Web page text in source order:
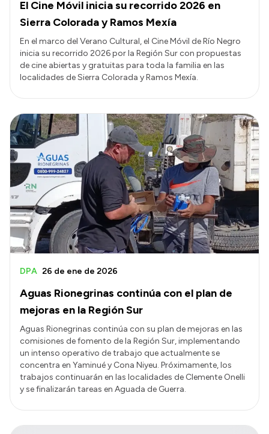
El Cine Móvil inicia su recorrido 2026 en
Sierra Colorada y Ramos Mexía
En el marco del Verano Cultural, el Cine Móvil de Río Negro
inicia su recorrido 2026 por la Región Sur con propuestas
de cine abiertas y gratuitas para toda la familia en las
localidades de Sierra Colorada y Ramos Mexía.
Aguas Rionegrinas continúa con el plan de
mejoras en la Región Sur
DPA 26 de ene de 2026
Aguas Rionegrinas continúa con su plan de mejoras en las
comisiones de fomento de la Región Sur, implementando
un intenso operativo de trabajo que actualmente se
concentra en Yaminué y Cona Niyeu. Próximamente, los
trabajos continuarán en las localidades de Clemente Onelli
y se finalizarán tareas en Aguada de Guerra.